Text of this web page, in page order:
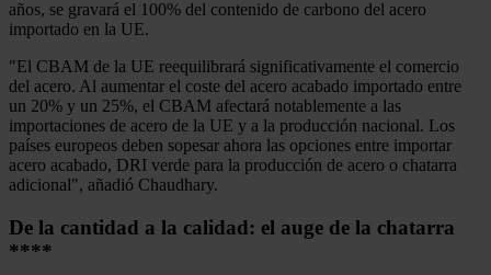
años, se gravará el 100% del contenido de carbono del acero
importado en la UE.
"El CBAM de la UE reequilibrará significativamente el comercio
del acero. Al aumentar el coste del acero acabado importado entre
un 20% y un 25%, el CBAM afectará notablemente a las
importaciones de acero de la UE y a la producción nacional. Los
países europeos deben sopesar ahora las opciones entre importar
acero acabado, DRI verde para la producción de acero o chatarra
adicional", añadió Chaudhary.
De la cantidad a la calidad: el auge de la chatarra
****